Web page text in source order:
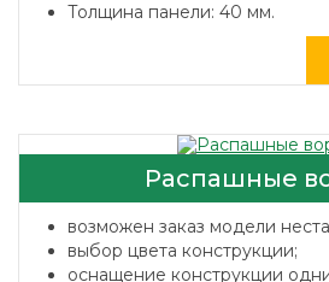
Толщина панели: 40 мм.
Распашные
возможен заказ модели
выбор цвета конструкции;
оснащение конструкции